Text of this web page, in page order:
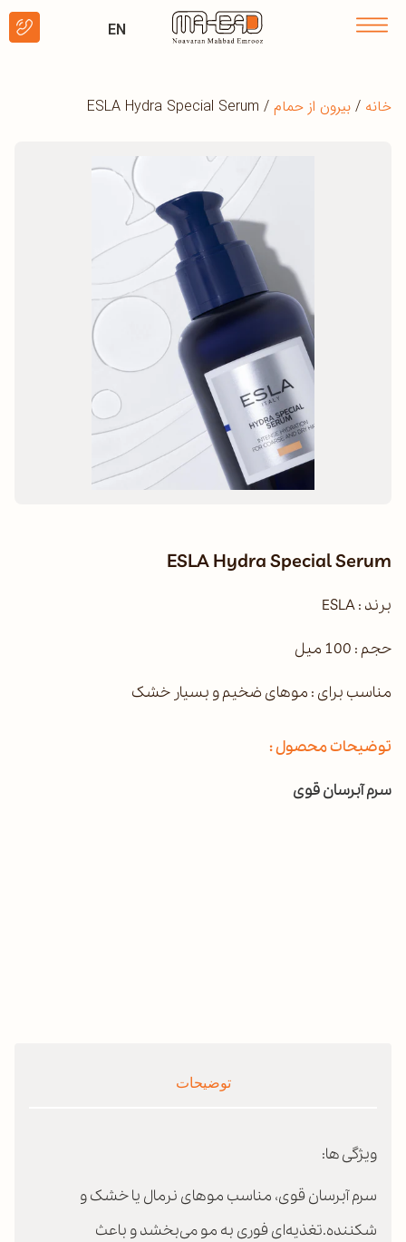
EN
خانه / بیرون از حمام / ESLA Hydra Special Serum
ESLA Hydra Special Serum
برند : ESLA
حجم : 100 میل
مناسب برای : موهای ضخیم و بسیار خشک
توضیحات محصول :
سرم آبرسان قوی
توضیحات
ویژگی ها:
سرم آبرسان قوی، مناسب موهای نرمال یا خشک و
شکننده.تغذیه‌ای فوری به مو می‌بخشد و باعث